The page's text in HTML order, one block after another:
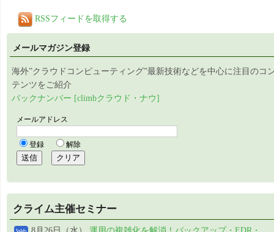
RSSフィードを取得する
メールマガジン登録
海外”クラウドコンピューティング”最新技術などを中心に注目のコ
テンツをご紹介
バックナンバー [climbクラウド・ナウ]
クライム主催セミナー